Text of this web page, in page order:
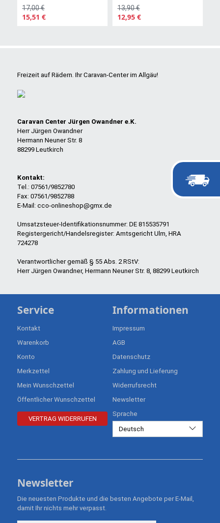
17,00 €
15,51 €
13,90 €
12,95 €
Freizeit auf Rädern. Ihr Caravan-Center im Allgäu!
Caravan Center Jürgen Owandner e.K.
Herr Jürgen Owandner
Hermann Neuner Str. 8
88299 Leutkirch
Kontakt:
Tel.: 07561/9852780
Fax: 07561/9852788
E-Mail: cco-onlineshop@gmx.de
Umsatzsteuer-Identifikationsnummer: DE 815535791
Registergericht/Handelsregister: Amtsgericht Ulm, HRA
724278
Verantwortlicher gemäß § 55 Abs. 2 RStV:
Herr Jürgen Owandner, Hermann Neuner Str. 8, 88299 Leutkirch
Service
Kontakt
Warenkorb
Konto
Merkzettel
Mein Wunschzettel
Öffentlicher Wunschzettel
VERTRAG WIDERRUFEN
Informationen
Impressum
AGB
Datenschutz
Zahlung und Lieferung
Widerrufsrecht
Newsletter
Sprache
Deutsch
Newsletter
Die neuesten Produkte und die besten Angebote per E-Mail,
damit Ihr nichts mehr verpasst.